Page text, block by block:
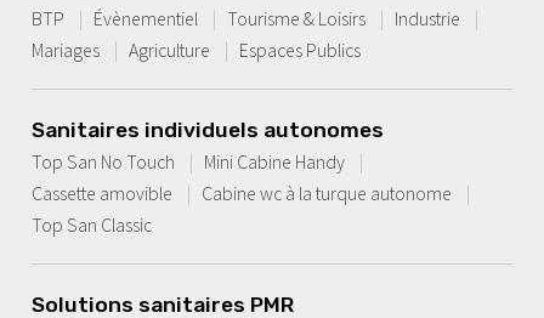
BTP
Évènementiel Tourisme & Loisirs
Industrie
Mariages
Agriculture Espaces Publics
Sanitaires individuels autonomes
Top San No Touch
Mini Cabine Handy
Cassette amovible
Cabine wc à la turque autonome
Top San Classic
Solutions sanitaires PMR